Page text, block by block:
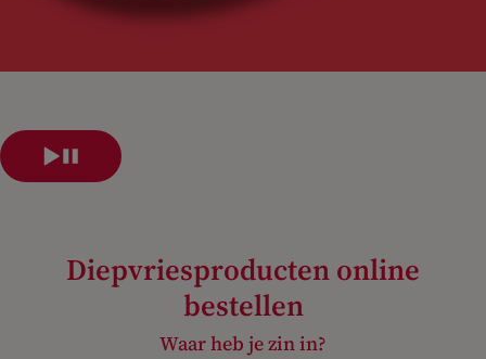
Diepvriesproducten online
bestellen
Waar heb je zin in?